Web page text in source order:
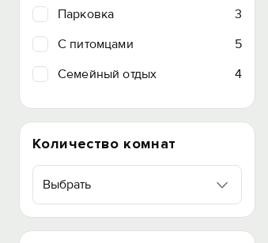
Парковка
3
C питомцами
5
Семейный отдых
4
Количество комнат
Выбрать